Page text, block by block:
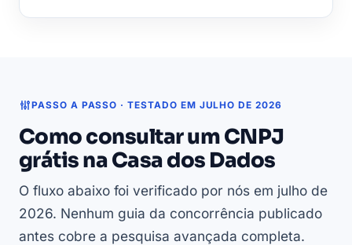
PASSO A PASSO · TESTADO EM JULHO DE 2026
Como consultar um CNPJ
grátis na Casa dos Dados
O fluxo abaixo foi verificado por nós em julho de
2026. Nenhum guia da concorrência publicado
antes cobre a pesquisa avançada completa.